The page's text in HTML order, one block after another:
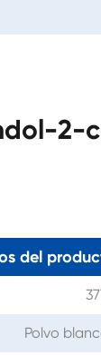
2-
del
Polvo